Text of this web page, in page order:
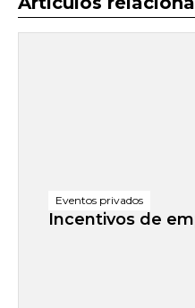
Eventos privados
Incentivos de